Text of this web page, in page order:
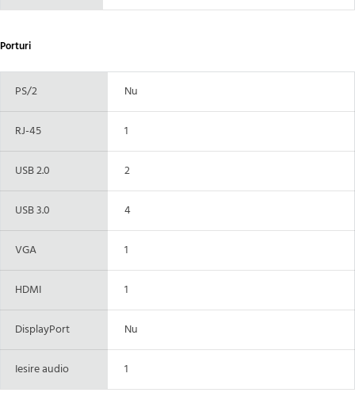
Porturi
PS/2 Nu
RJ-45 1
USB 2.0 2
USB 3.0 4
VGA 1
HDMI 1
DisplayPort Nu
Iesire audio 1